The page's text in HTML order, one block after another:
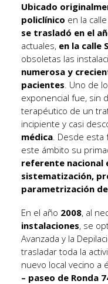
Ubicado
policlínico en la
se trasladó en el
actuales, en la calle
obsoletas las
numerosa y
pacientes. Uno de
exponencial fue, sin
terapéutico de un
incipiente y casi
médica. Desde esta
este ámbito su
referente nacional
sistematización,
parametrización
En el año 2008, al
instalaciones, se
Avanzada y la
trasladar toda la
nuevo local vecino a
– paseo de Ronda